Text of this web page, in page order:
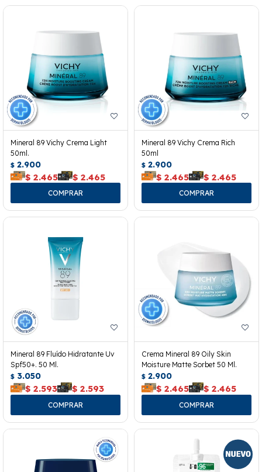
Mineral 89 Vichy Crema Light
50ml.
$ 2.900
$ 2.465 $ 2.465
Mineral 89 Vichy Crema Rich
50ml
$ 2.900
$ 2.465 $ 2.465
Mineral 89 Fluído Hidratante Uv
Spf50+. 50 Ml.
$ 3.050
$ 2.593 $ 2.593
Crema Mineral 89 Oily Skin
Moisture Matte Sorbet 50 Ml.
$ 2.900
$ 2.465 $ 2.465